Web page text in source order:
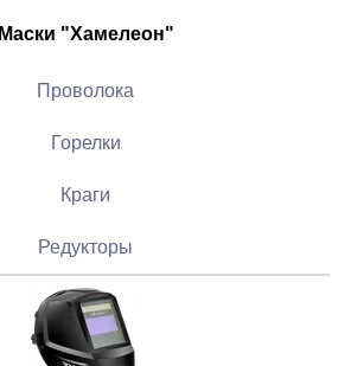
Маски "Хамелеон"
Проволока
Горелки
Краги
Редукторы